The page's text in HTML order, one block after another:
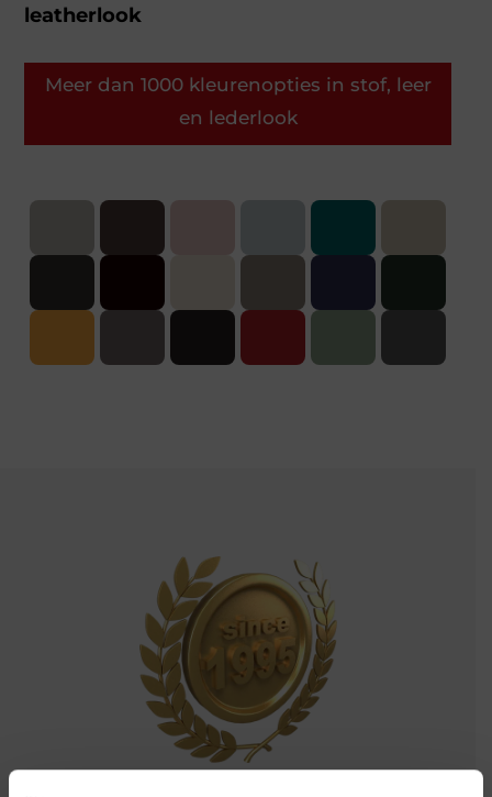
leatherlook
Meer dan 1000 kleurenopties in stof, leer
en lederlook